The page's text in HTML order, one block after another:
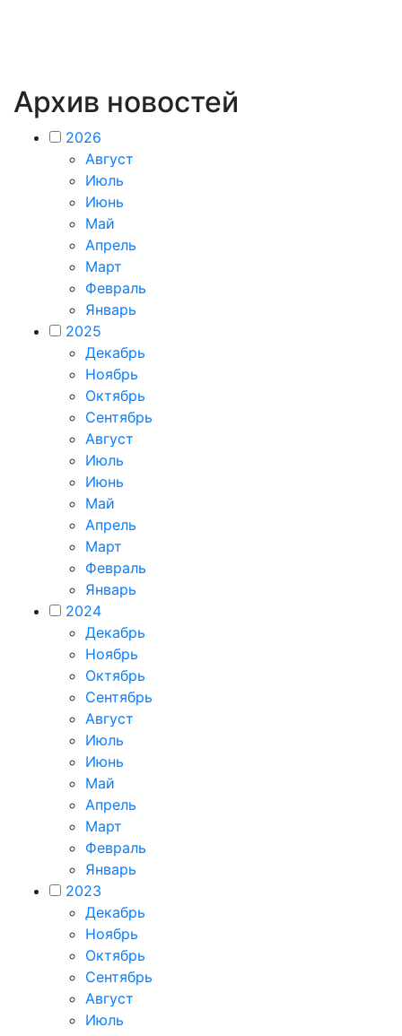
Архив новостей
2026
Август
Июль
Июнь
Май
Апрель
Март
Февраль
Январь
2025
Декабрь
Ноябрь
Октябрь
Сентябрь
Август
Июль
Июнь
Май
Апрель
Март
Февраль
Январь
2024
Декабрь
Ноябрь
Октябрь
Сентябрь
Август
Июль
Июнь
Май
Апрель
Март
Февраль
Январь
2023
Декабрь
Ноябрь
Октябрь
Сентябрь
Август
Июль